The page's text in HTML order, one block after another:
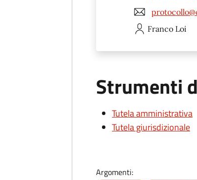
Franco Loi
Strumenti
Tutela amministrativa
Tutela giurisdizionale
Argomenti: